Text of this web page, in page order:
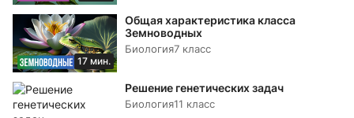
17 мин.
Общая характеристика класса
Земноводных
Биология7 класс
Решение генетических задач
Биология11 класс